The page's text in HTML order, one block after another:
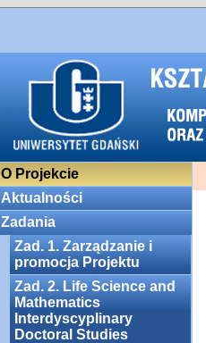
O Projekcie
Aktualności
Zadania
Zad. 1. Zarządzanie i
promocja Projektu
Zad. 2. Life Science and
Mathematics
Interdyscyplinary
Doctoral Studies